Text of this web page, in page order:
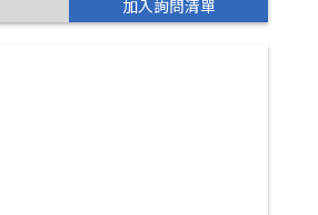
加入詢問清單